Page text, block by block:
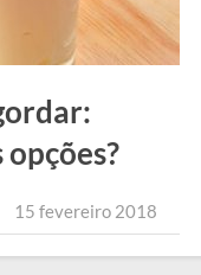
15 fevereiro 2018